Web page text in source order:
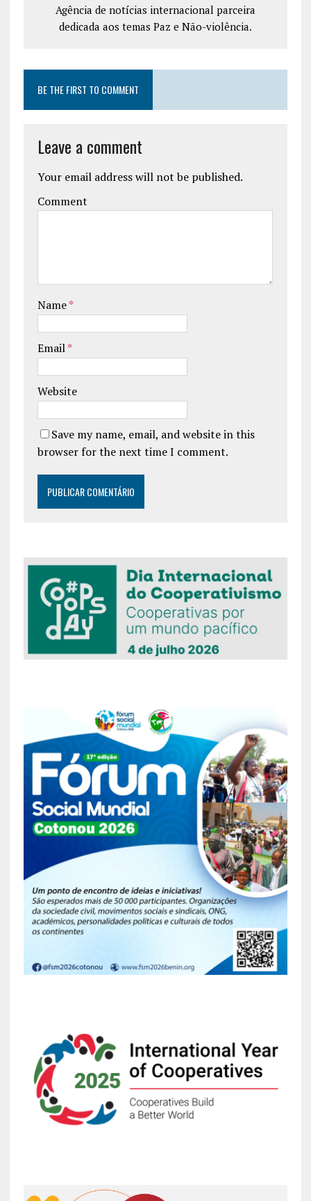
Agência de notícias internacional parceira
dedicada aos temas Paz e Não-violência.
BE THE FIRST TO COMMENT
Leave a comment
Your email address will not be published.
Comment
Name*
Email*
Website
Save my name, email, and website in this
browser for the next time I comment.